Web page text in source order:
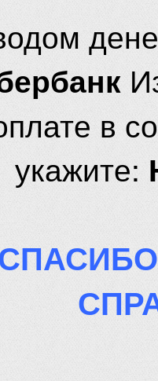
в
укажите: